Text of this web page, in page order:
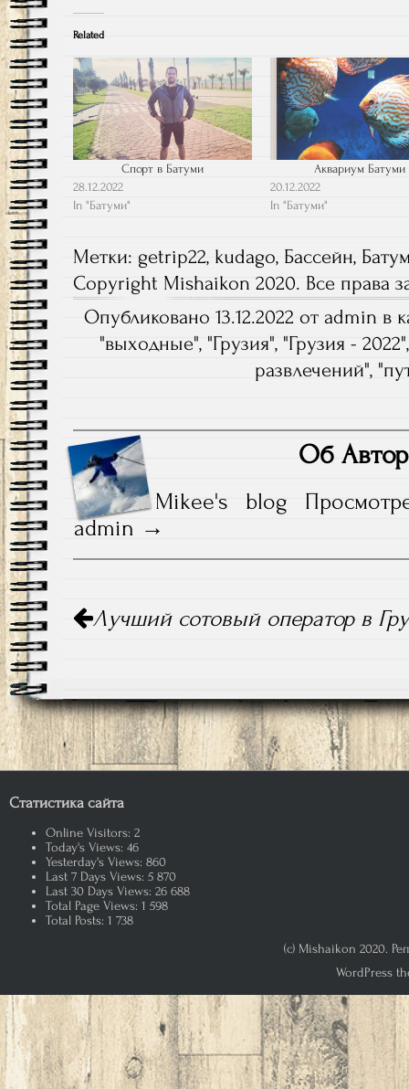
Related
Спорт в Батуми
28.12.2022
In "Батуми"
Аквариум Батуми
20.12.2022
In "Батуми"
Метки: getrip22, kudago, Бассейн,
Copyright Mishaikon 2020. Все права
Опубликовано 13.12.2022 от admin в
"выходные", "Грузия", "Грузия - 2022
развлечений", "
Об
Mikee's blog
admin
поЛучший сотовый оператор в
Статистика сайта
Online Visitors: 2
Today's Views: 46
Yesterday's Views: 860
Last 7 Days Views: 5 870
Last 30 Days Views: 26 688
Total Page Views: 1 598
Total Posts: 1 738
(c) Mishaikon 2020.
WordPress